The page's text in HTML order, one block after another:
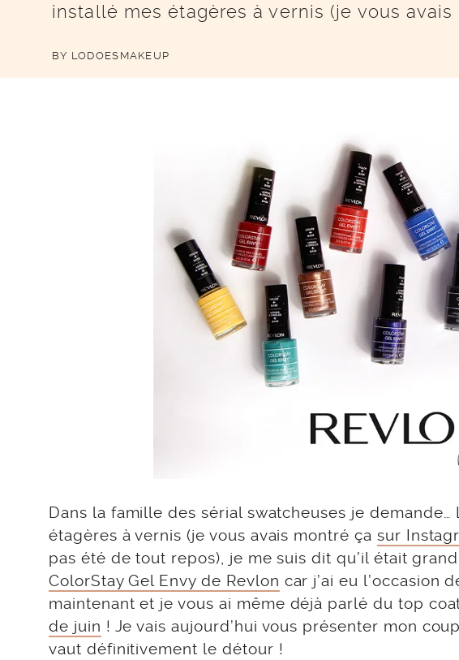
installé mes étagères à vernis (je vous
BY LODOESMAKEUP
Dans la famille des sérial swatcheuses je
étagères à vernis (je vous avais montré ça sur
pas été de tout repos), je me suis dit qu’il était
ColorStay Gel Envy de Revlon car j’ai eu l’occasion
maintenant et je vous ai même déjà parlé du top
de juin ! Je vais aujourd’hui vous présenter mon
vaut définitivement le détour !